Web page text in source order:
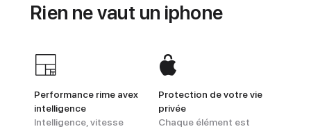
Rien ne vaut un iphone
Performance rime avex
intelligence
Intelligence, vitesse
Protection de votre vie
privée
Chaque élément est